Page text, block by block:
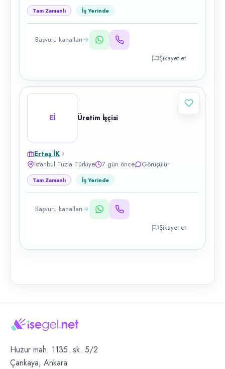
Tam Zamanlı İş Yerinde
Başvuru kanalları
Şikayet et
Eİ Üretim İşçisi
Ertaş İK
İstanbul Tuzla Türkiye
7 gün önce Görüşülür
Tam Zamanlı İş Yerinde
Başvuru kanalları
Şikayet et
Huzur mah. 1135. sk. 5/2
Çankaya, Ankara